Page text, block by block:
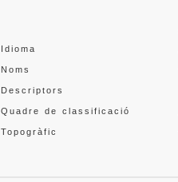
Idioma
Noms
Descriptors
Quadre de classificació
Topogràfic